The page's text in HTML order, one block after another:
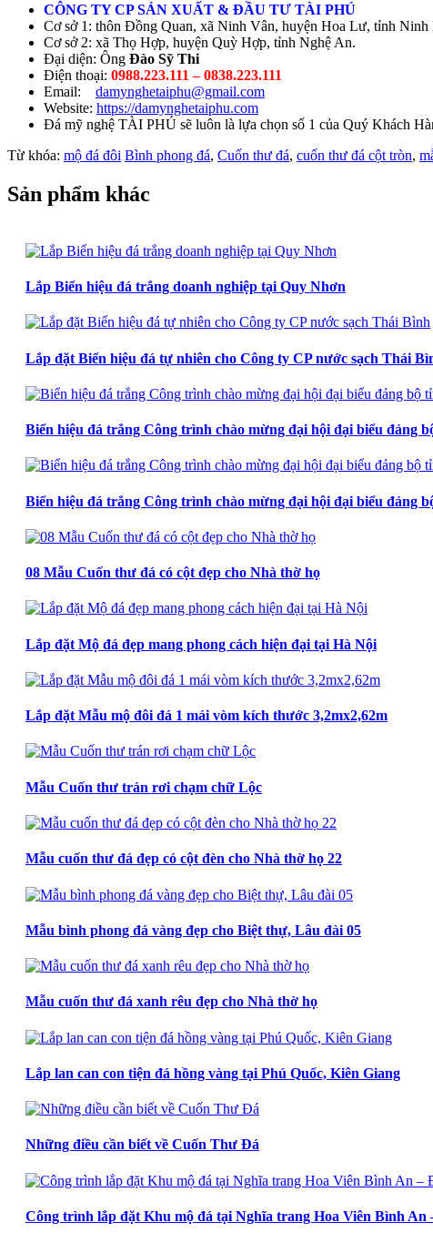
CÔNG TY CP SẢN XUẤT & ĐẦU TƯ TÀI PHÚ
Cơ sở 1: thôn Đồng Quan, xã Ninh Vân, huyện Hoa Lư, tỉnh Ninh
Cơ sở 2: xã Thọ Hợp, huyện Quỳ Hợp, tỉnh Nghệ An.
Đại diện: Ông Đào Sỹ Thi
Điện thoại: 0988.223.111 – 0838.223.111
Email: damynghetaiphu@gmail.com
Website: https://damynghetaiphu.com
Đá mỹ nghệ TÀI PHÚ sẽ luôn là lựa chọn số 1 của Quý Khách
Từ khóa: mộ đá đôi Bình phong đá, Cuốn thư đá, cuốn thư đá cột tròn,
Sản phẩm khác
Lắp Biển hiệu đá trắng doanh nghiệp tại Quy Nhơn
Lắp đặt Biển hiệu đá tự nhiên cho Công ty CP nước sạch Thái
Biển hiệu đá trắng Công trình chào mừng đại hội đại biểu đảng
Biển hiệu đá trắng Công trình chào mừng đại hội đại biểu đảng
08 Mẫu Cuốn thư đá có cột đẹp cho Nhà thờ họ
Lắp đặt Mộ đá đẹp mang phong cách hiện đại tại Hà Nội
Lắp đặt Mẫu mộ đôi đá 1 mái vòm kích thước 3,2mx2,62m
Mẫu Cuốn thư trán rơi chạm chữ Lộc
Mẫu cuốn thư đá đẹp có cột đèn cho Nhà thờ họ 22
Mẫu bình phong đá vàng đẹp cho Biệt thự, Lâu đài 05
Mẫu cuốn thư đá xanh rêu đẹp cho Nhà thờ họ
Lắp lan can con tiện đá hồng vàng tại Phú Quốc, Kiên Giang
Những điều cần biết về Cuốn Thư Đá
Công trình lắp đặt Khu mộ đá tại Nghĩa trang Hoa Viên Bình An